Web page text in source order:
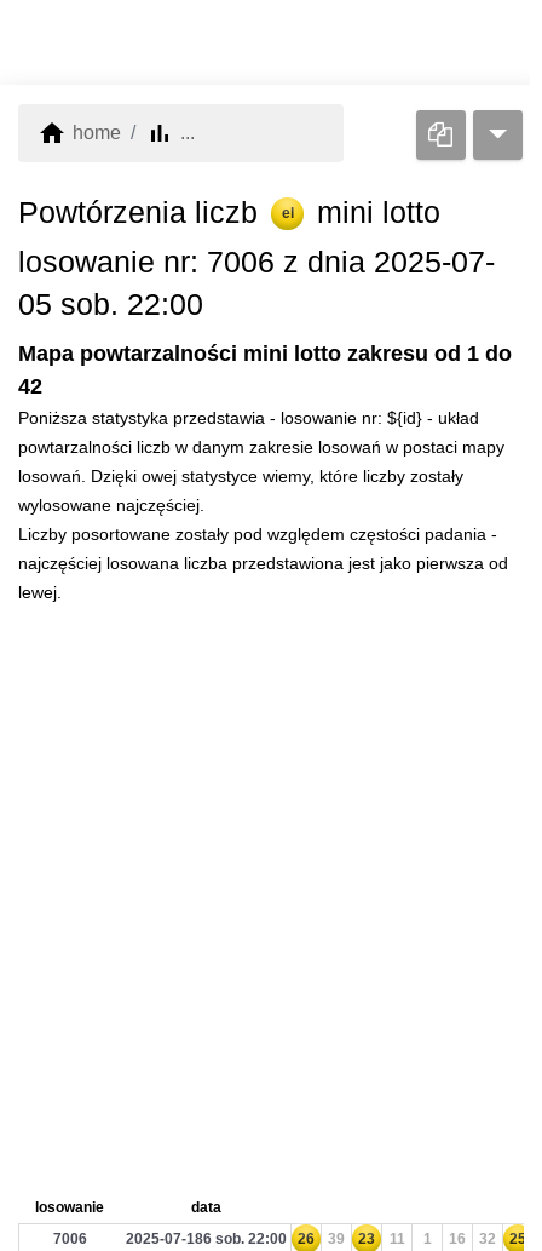
home home bar_chart ...
Powtórzenia liczb el
mini lotto
losowanie nr: 7006 z dnia 2025-07-
05 sob. 22:00
Mapa powtarzalności mini lotto zakresu od 1 do
42
Poniższa statystyka przedstawia - losowanie nr: ${id} - układ
powtarzalności liczb w danym zakresie losowań w postaci mapy
losowań. Dzięki owej statystyce wiemy, które liczby zostały
wylosowane najczęściej.
Liczby posortowane zostały pod względem częstości padania -
najczęściej losowana liczba przedstawiona jest jako pierwsza od
lewej.
losowanie
data
7006
2025-07-186 sob. 22:00 26 39 23 11 1 16 32 25